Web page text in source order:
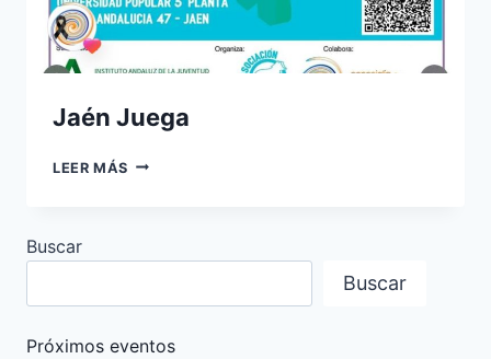
Jaén Juega
LEER MÁS JAÉN
Buscar
Buscar
Próximos eventos